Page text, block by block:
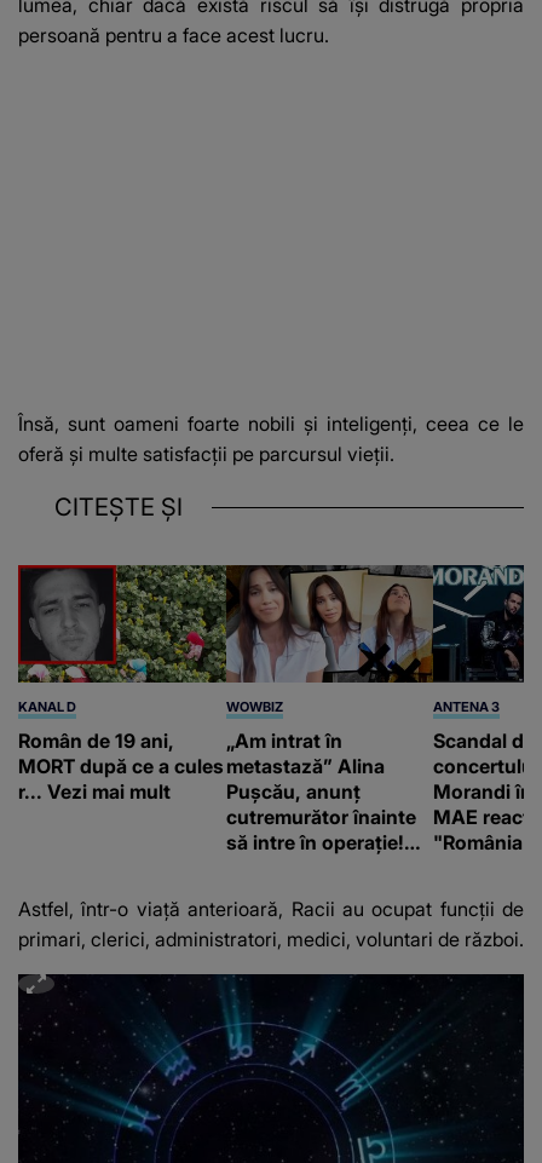
lumea, chiar dacă există riscul să îşi distrugă propria
persoană pentru a face acest lucru.
Însă, sunt oameni foarte nobili şi inteligenţi, ceea ce le
oferă şi multe satisfacţii pe parcursul vieţii.
CITEȘTE ȘI
KANAL D
Român de 19 ani,
MORT după ce a cules
r... Vezi mai mult
WOWBIZ
„Am intrat în
metastază” Alina
Pușcău, anunț
cutremurător înainte
să intre în operație!
fanilor
ANTENA 3
Scandal
Morandi în
MAE
"România
Astfel, într-o viaţă anterioară, Racii au ocupat funcţii de
primari, clerici, administratori, medici, voluntari de război.